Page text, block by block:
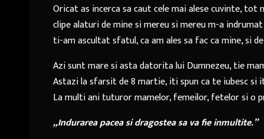
Oricat as incerca sa caut cele mai alese cuvinte, tot
clipe alaturi de mine si mereu si mereu m-a
ti-am ascultat sfatul, ca am ales sa fac ca mine, si
Azi sunt mare si asta datorita lui Dumnezeu, tie
Astazi la sfarsit de 8 martie, iti spun ca te iubesc si
La multi ani tuturor mamelor, femeilor, fetelor si o
„Indurarea pacea si dragostea sa va fie inmultite.”